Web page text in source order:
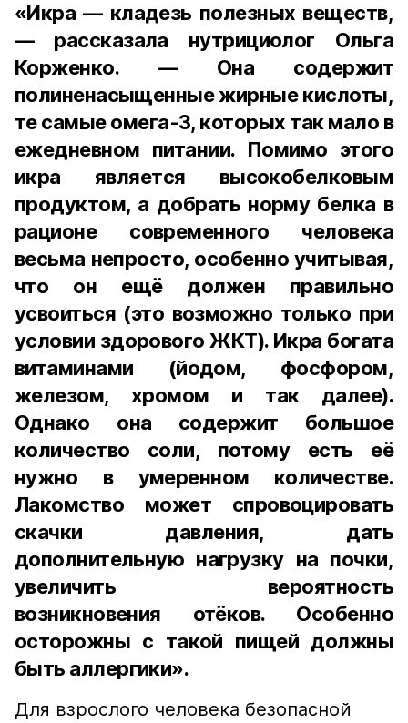
«Икра — кладезь полезных веществ,
— рассказала нутрициолог Ольга
Корженко. — Она содержит
полиненасыщенные жирные кислоты,
те самые омега-3, которых так мало в
ежедневном питании. Помимо этого
икра является высокобелковым
продуктом, а добрать норму белка в
рационе современного человека
весьма непросто, особенно учитывая,
что он ещё должен правильно
усвоиться (это возможно только при
условии здорового ЖКТ). Икра богата
витаминами (йодом, фосфором,
железом, хромом и так далее).
Однако она содержит большое
количество соли, потому есть её
нужно в умеренном количестве.
Лакомство может спровоцировать
скачки давления, дать
дополнительную нагрузку на почки,
увеличить вероятность
возникновения отёков. Особенно
осторожны с такой пищей должны
быть аллергики».
Для взрослого человека безопасной